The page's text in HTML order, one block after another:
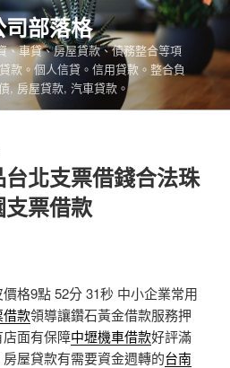
部落格
、車貸、房屋貸款、債務整合等項
款。個人信貸。信用貸款。整合負
, 房屋貸款, 汽車貸款。
北支票借錢合法珠
票借款
格9點 52分 31秒 中小企業常用
借款領導讓鑽石黃金借款服務押
面有保障中壢機車借款好評滿
屋貸款有需要資金週轉的台南